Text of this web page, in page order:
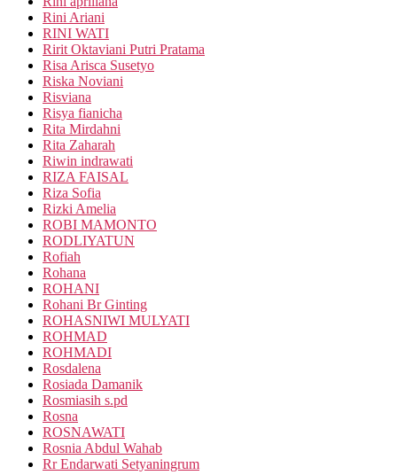
Rini Ariani
RINI WATI
Ririt Oktaviani Putri Pratama
Risa Arisca Susetyo
Riska Noviani
Risviana
Risya fianicha
Rita Mirdahni
Rita Zaharah
Riwin indrawati
RIZA FAISAL
Riza Sofia
Rizki Amelia
ROBI MAMONTO
RODLIYATUN
Rofiah
Rohana
ROHANI
Rohani Br Ginting
ROHASNIWI MULYATI
ROHMAD
ROHMADI
Rosdalena
Rosiada Damanik
Rosmiasih s.pd
Rosna
ROSNAWATI
Rosnia Abdul Wahab
Rr Endarwati Setyaningrum